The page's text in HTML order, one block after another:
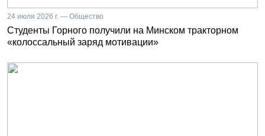
24 июля 2026 г. — Общество
Студенты Горного получили на Минском тракторном
«колоссальный заряд мотивации»